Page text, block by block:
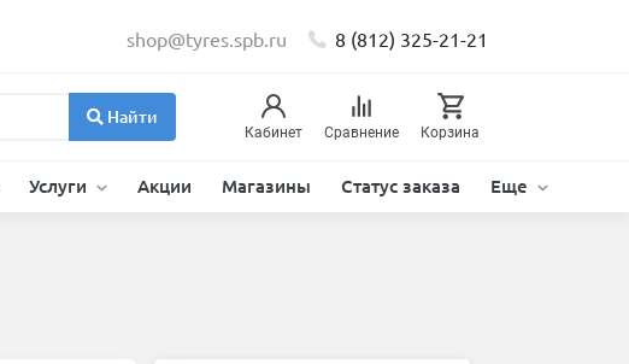
shop@tyres.spb.ru 8 (812) 325-21-21
Найти
Кабинет Сравнение Корзина
Услуги Акции Магазины Статус заказа Еще